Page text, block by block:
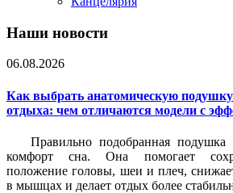
Наши новости
06.08.2026
Как выбрать анатомическую подушку
отдыха: чем отличаются модели с
Правильно подобранная подушка
комфорт сна. Она помогает
положение головы, шеи и плеч,
в мышцах и делает отдых более